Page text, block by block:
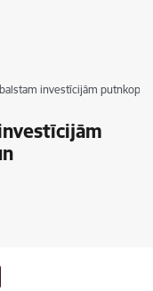
investīcijām